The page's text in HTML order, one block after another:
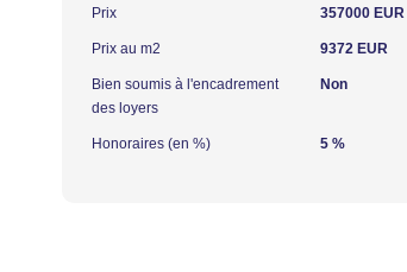
Prix 357000 EUR
Prix au m2 9372 EUR
Bien soumis à l'encadrement
des loyers
Non
Honoraires (en %) 5 %